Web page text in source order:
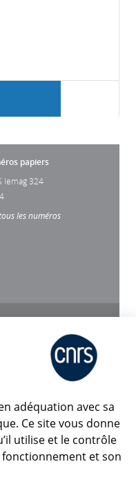
papiers
lemag 324
les numéros
CNRS
adéquation avec sa
Ce site vous donne
utilise et le contrôle
fonctionnement et son